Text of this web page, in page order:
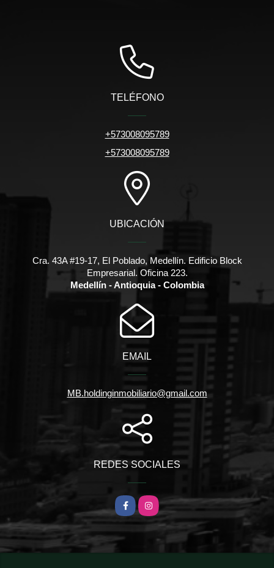
TELÉFONO
+573008095789
+573008095789
UBICACIÓN
Cra. 43A #19-17, El Poblado, Medellín. Edificio Block
Empresarial. Oficina 223.
Medellín - Antioquia - Colombia
EMAIL
MB.holdinginmobiliario@gmail.com
REDES SOCIALES
FacebookInstagram